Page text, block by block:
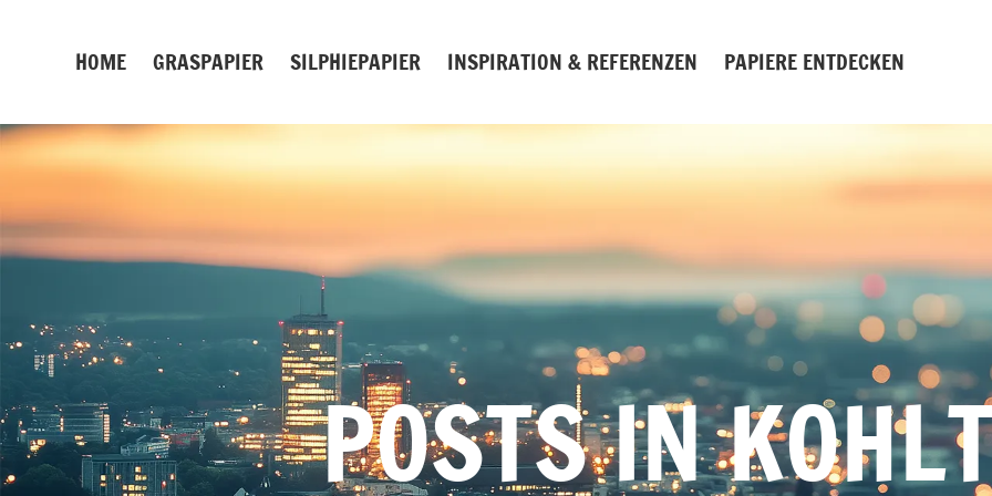
springenHOME GRASPAPIER SILPHIEPAPIER INSPIRATION & REFERENZEN PAPIERE ENTDECKEN
POSTS IN